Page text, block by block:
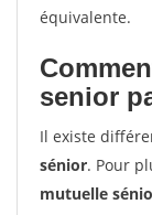
équivalente.
senior
Il existe
sénior. Pour
mutuelle